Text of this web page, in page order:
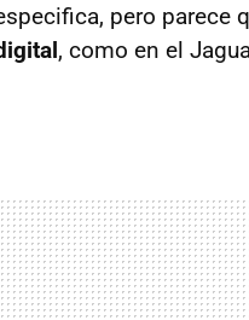
pero parece
, como en el